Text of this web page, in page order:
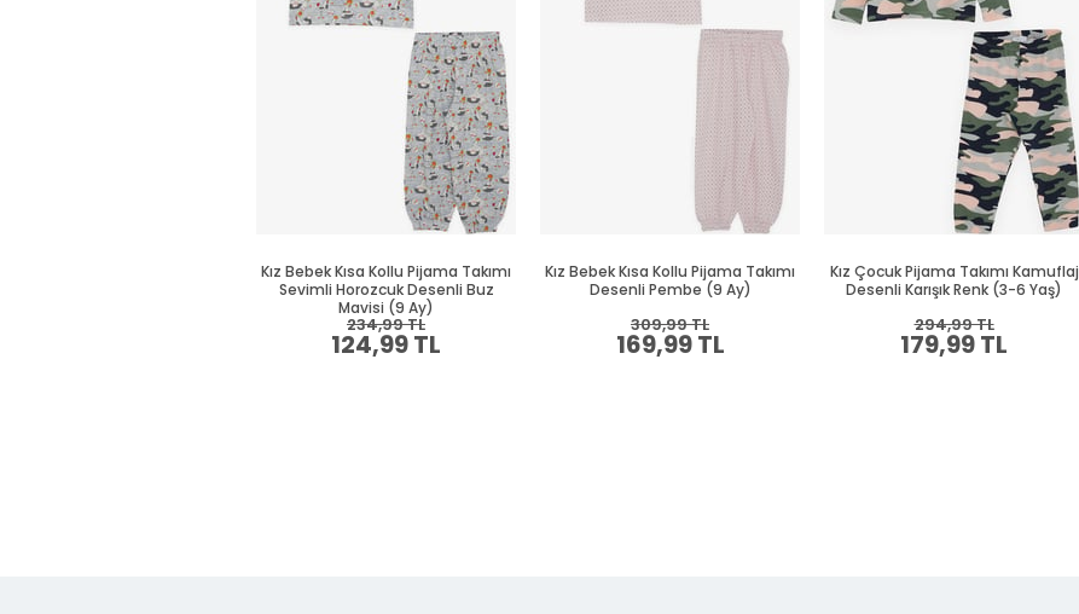
Kız Bebek Kısa Kollu Pijama Takımı
Sevimli Horozcuk Desenli Buz
Mavisi (9 Ay)
124,99 TL
234,99 TL
Kız Bebek Kısa Kollu Pijama Takımı
Desenli Pembe (9 Ay)
169,99 TL
309,99 TL
Kız Çocuk Pijama Takımı Kamuflaj
Desenli Karışık Renk (3-6 Yaş)
179,99 TL
294,99 TL